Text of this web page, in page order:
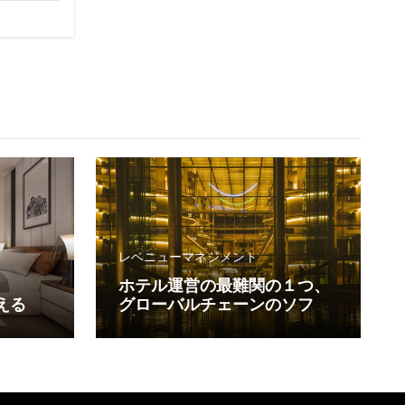
る
レベニューマネジメント
ホテル運営の最難関の１つ、
グローバルチェーンのソフト
ブランド